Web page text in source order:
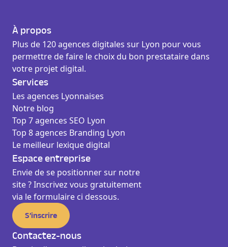
À propos
Plus de 120 agences digitales sur Lyon pour vous
permettre de faire le choix du bon prestataire dans
votre projet digital.
Services
Les agences Lyonnaises
Notre blog
Top 7 agences SEO Lyon
Top 8 agences Branding Lyon
Le meilleur lexique digital
Espace entreprise
Envie de se positionner sur notre
site ? Inscrivez vous gratuitement
via le formulaire ci dessous.
S’inscrire
Contactez-nous